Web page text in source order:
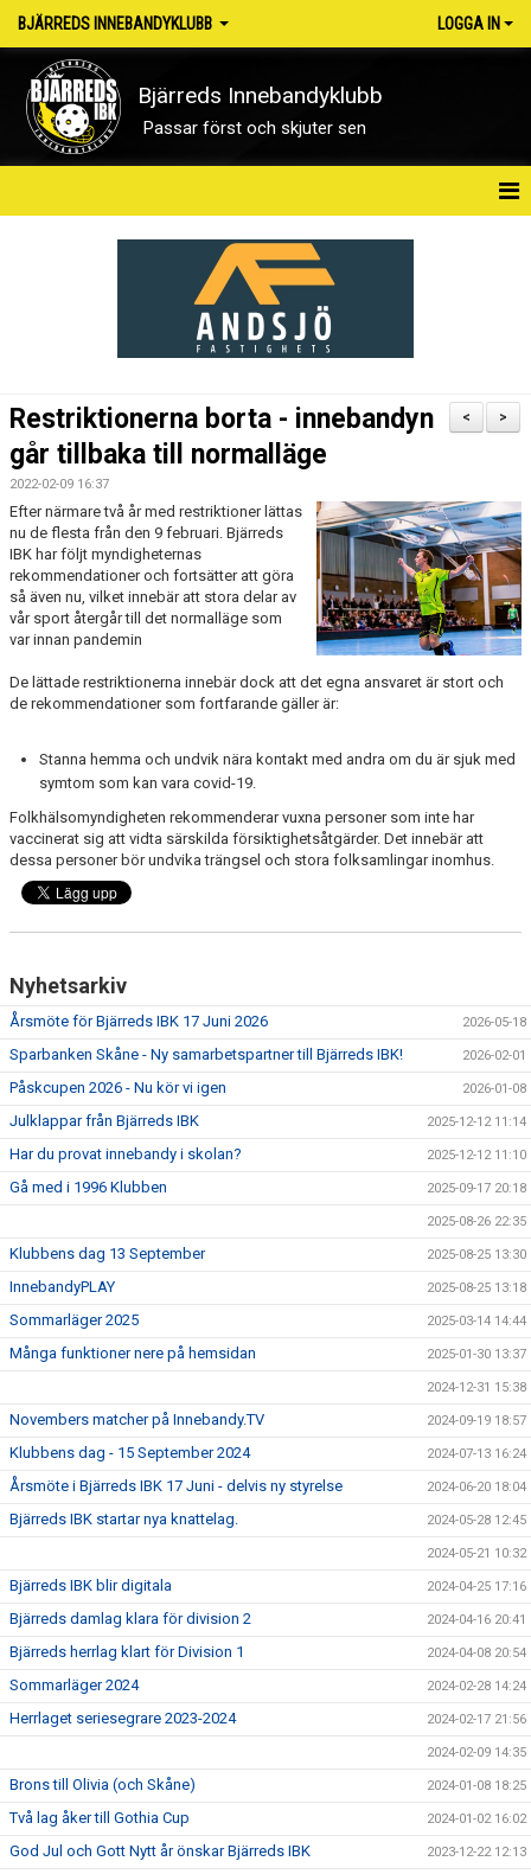
BJÄRREDS INNEBANDYKLUBB LOGGA IN
Bjärreds Innebandyklubb
Passar först och skjuter sen
KALENDER
MEDLEM
DOKUMENT
STYRELSE
FÖR LEDARE
SPONSORER
>
<
Restriktionerna borta - innebandyn
går tillbaka till normalläge
2022-02-09 16:37
Efter närmare två år med restriktioner lättas
nu de flesta från den 9 februari. Bjärreds
IBK har följt myndigheternas
rekommendationer och fortsätter att göra
så även nu, vilket innebär att stora delar av
vår sport återgår till det normalläge som
var innan pandemin
De lättade restriktionerna innebär dock att det egna ansvaret är stort och
de rekommendationer som fortfarande gäller är:
Stanna hemma och undvik nära kontakt med andra om du är sjuk med
symtom som kan vara covid-19.
Folkhälsomyndigheten rekommenderar vuxna personer som inte har
vaccinerat sig att vidta särskilda försiktighetsåtgärder. Det innebär att
dessa personer bör undvika trängsel och stora folksamlingar inomhus.
Nyhetsarkiv
Årsmöte för Bjärreds IBK 17 Juni 2026 2026-05-18
Sparbanken Skåne - Ny samarbetspartner till Bjärreds IBK! 2026-02-01
Påskcupen 2026 - Nu kör vi igen 2026-01-08
Julklappar från Bjärreds IBK 2025-12-12 11:14
Har du provat innebandy i skolan? 2025-12-12 11:10
Gå med i 1996 Klubben 2025-09-17 20:18
2025-08-26 22:35
Klubbens dag 13 September 2025-08-25 13:30
InnebandyPLAY 2025-08-25 13:18
Sommarläger 2025 2025-03-14 14:44
Många funktioner nere på hemsidan 2025-01-30 13:37
2024-12-31 15:38
Novembers matcher på Innebandy.TV 2024-09-19 18:57
Klubbens dag - 15 September 2024 2024-07-13 16:24
Årsmöte i Bjärreds IBK 17 Juni - delvis ny styrelse 2024-06-20 18:04
Bjärreds IBK startar nya knattelag. 2024-05-28 12:45
2024-05-21 10:32
Bjärreds IBK blir digitala 2024-04-25 17:16
Bjärreds damlag klara för division 2 2024-04-16 20:41
Bjärreds herrlag klart för Division 1 2024-04-08 20:54
Sommarläger 2024 2024-02-28 14:24
Herrlaget seriesegrare 2023-2024 2024-02-17 21:56
2024-02-09 14:35
Brons till Olivia (och Skåne) 2024-01-08 18:25
Två lag åker till Gothia Cup 2024-01-02 16:02
God Jul och Gott Nytt år önskar Bjärreds IBK 2023-12-22 12:13